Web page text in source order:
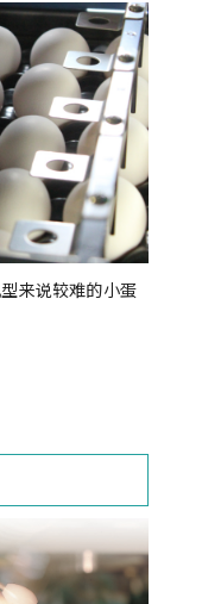
来说较难的小蛋